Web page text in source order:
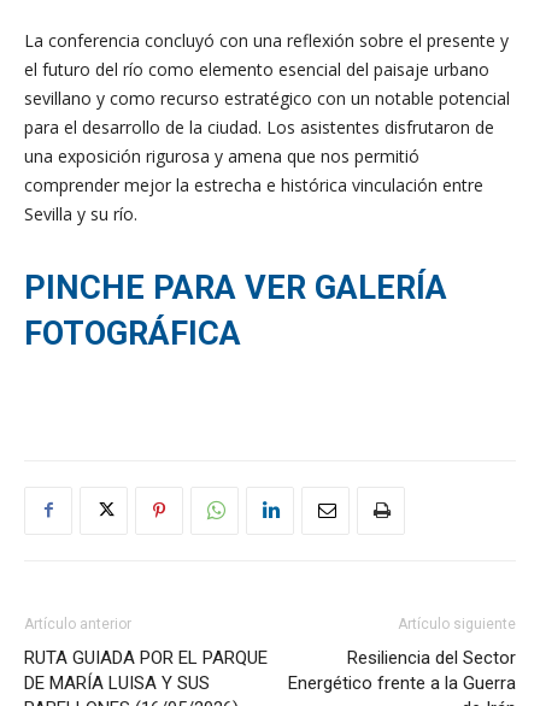
La conferencia concluyó con una reflexión sobre el presente y
el futuro del río como elemento esencial del paisaje urbano
sevillano y como recurso estratégico con un notable potencial
para el desarrollo de la ciudad. Los asistentes disfrutaron de
una exposición rigurosa y amena que nos permitió
comprender mejor la estrecha e histórica vinculación entre
Sevilla y su río.
PINCHE PARA VER GALERÍA
FOTOGRÁFICA
Artículo anterior
RUTA GUIADA POR EL PARQUE
DE MARÍA LUISA Y SUS
Artículo siguiente
Resiliencia del Sector
Energético frente a la Guerra